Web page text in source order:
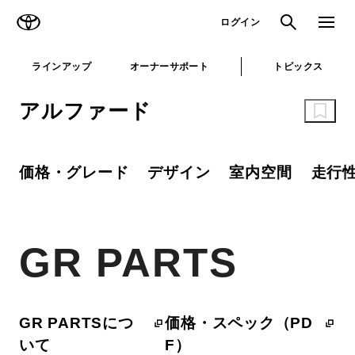
ログイン 検索 メニュ
ラインアップ オーナーサポート トピックス
アルファード
価格・グレード デザイン 室内空間 走行
GR PARTS
GR PARTSにつ
いて
価格・スペック（PD
F）